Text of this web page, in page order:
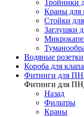
Тройники
Краны для
Стойки
Заглушки
Водяные розетки
Короба для
Фитинги для
Фитинги для
Назад
Фильтры
Краны